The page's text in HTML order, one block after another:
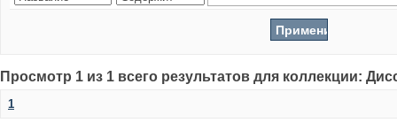
Просмотр 1 из 1 всего результатов для коллекции:
1